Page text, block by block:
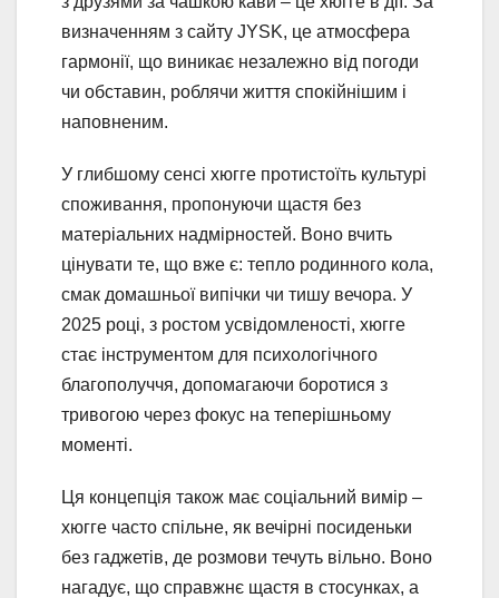
визначенням з сайту JYSK, це атмосфера
гармонії, що виникає незалежно від погоди
чи обставин, роблячи життя спокійнішим і
наповненим.
У глибшому сенсі хюгге протистоїть культурі
споживання, пропонуючи щастя без
матеріальних надмірностей. Воно вчить
цінувати те, що вже є: тепло родинного кола,
смак домашньої випічки чи тишу вечора. У
2025 році, з ростом усвідомленості, хюгге
стає інструментом для психологічного
благополуччя, допомагаючи боротися з
тривогою через фокус на теперішньому
моменті.
Ця концепція також має соціальний вимір –
хюгге часто спільне, як вечірні посиденьки
без гаджетів, де розмови течуть вільно. Воно
нагадує, що справжнє щастя в стосунках, а